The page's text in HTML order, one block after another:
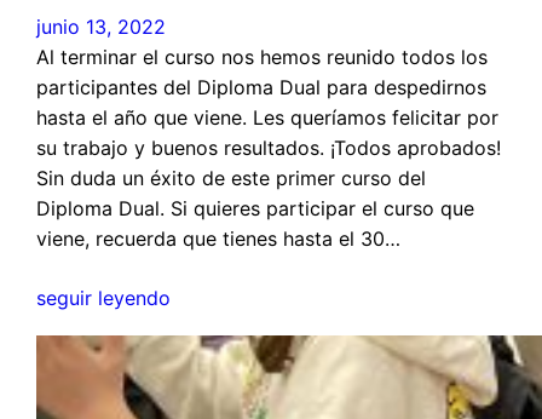
junio 13, 2022
Al terminar el curso nos hemos reunido todos los
participantes del Diploma Dual para despedirnos
hasta el año que viene. Les queríamos felicitar por
su trabajo y buenos resultados. ¡Todos aprobados!
Sin duda un éxito de este primer curso del
Diploma Dual. Si quieres participar el curso que
viene, recuerda que tienes hasta el 30…
seguir leyendo